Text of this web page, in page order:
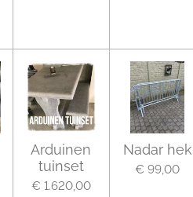
Arduinen
tuinset
€ 1.620,00
Nadar hek
€ 99,00